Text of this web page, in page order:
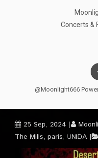
Concerts &
@Moonlight666
25 Sep, 2024
The Mills, paris, UNIDA